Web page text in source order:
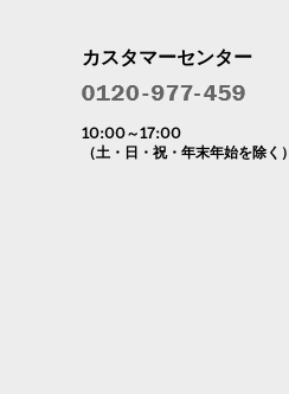
カスタマーセンター
10:00～17:00
（土・日・祝・年末年始を除く）